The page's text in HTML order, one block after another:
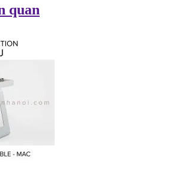
quan